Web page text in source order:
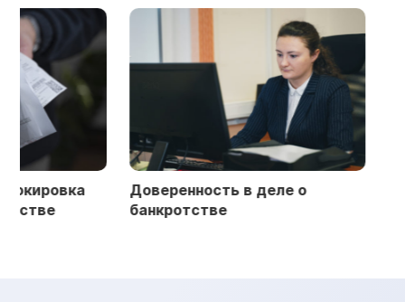
Доверенность в деле о
банкротстве
Этапы и сроки